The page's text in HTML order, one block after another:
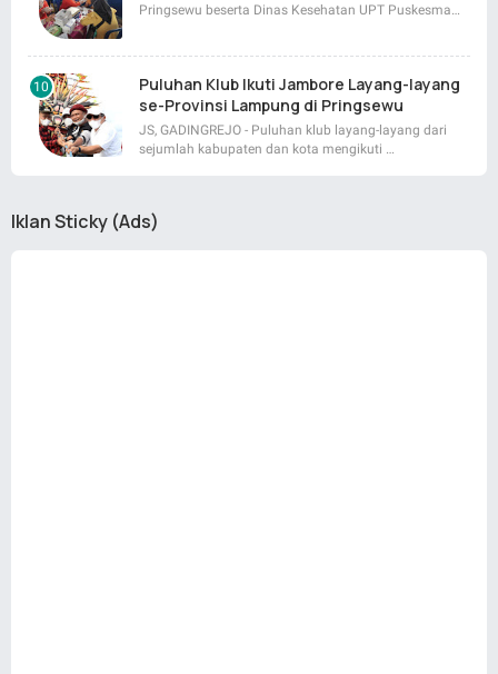
Pringsewu beserta Dinas Kesehatan UPT Puskesma…
Puluhan Klub Ikuti Jambore Layang-layang
se-Provinsi Lampung di Pringsewu
JS, GADINGREJO - Puluhan klub layang-layang dari
sejumlah kabupaten dan kota mengikuti …
Iklan Sticky (Ads)